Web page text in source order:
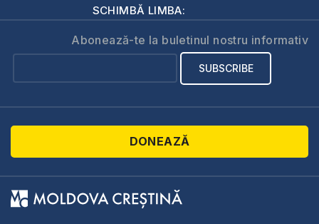
SCHIMBĂ LIMBA:
Abonează-te la buletinul nostru informativ
DONEAZĂ